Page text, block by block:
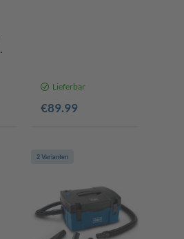
Lieferbar
€89.99
2 Varianten